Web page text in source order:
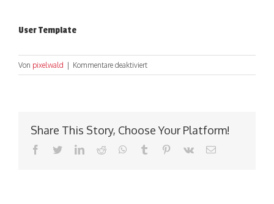
User Template
Von pixelwald | Kommentare deaktiviertfür
User
Share This Story, Choose Your Platform!
Facebook
TwitterLinkedIn
Reddit WhatsApp
Tumblr Pinterest
Vk
E-